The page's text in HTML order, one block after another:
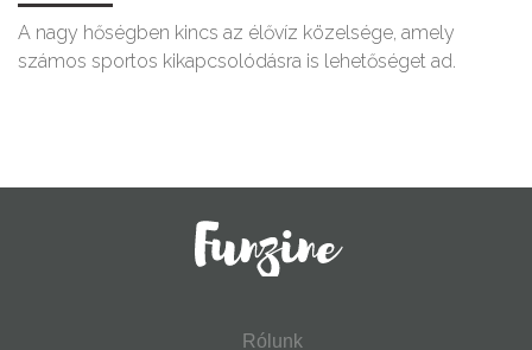
A nagy hőségben kincs az élővíz közelsége, amely
számos sportos kikapcsolódásra is lehetőséget ad.
Rólunk